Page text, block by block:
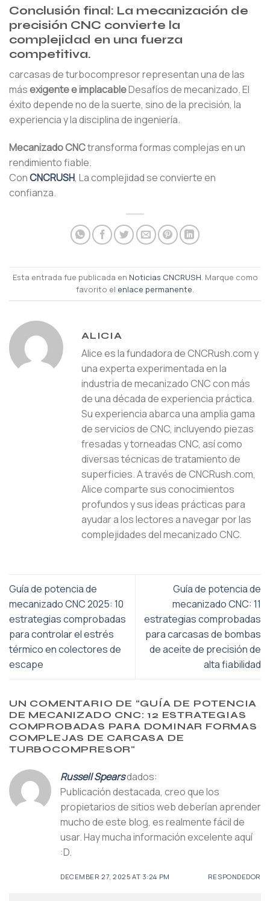
Conclusión final: La mecanización de
precisión CNC convierte la
complejidad en una fuerza
competitiva.
carcasas de turbocompresor representan una de las
másexigente e implacableDesafíos de mecanizado. El
éxito depende no de la suerte, sino de la precisión, la
experiencia y la disciplina de ingeniería.
Mecanizado CNCtransforma formas complejas en un
rendimiento fiable.
ConCNCRUSH, La complejidad se convierte en
confianza.
Esta entrada fue publicada en Noticias CNCRUSH. Marque como
favorito el enlace permanente.
ALICIA
Alice es la fundadora de CNCRush.com y
una experta experimentada en la
industria de mecanizado CNC con más
de una década de experiencia práctica.
Su experiencia abarca una amplia gama
de servicios de CNC, incluyendo piezas
fresadas y torneadas CNC, así como
diversas técnicas de tratamiento de
superficies. A través de CNCRush.com,
Alice comparte sus conocimientos
profundos y sus ideas prácticas para
ayudar a los lectores a navegar por las
complejidades del mecanizado CNC.
Guía de potencia de
mecanizado CNC 2025: 10
estrategias comprobadas
para controlar el estrés
térmico en colectores de
escape
Guía de potencia de
mecanizado CNC: 11
estrategias comprobadas
para carcasas de bombas
de aceite de precisión de
alta fiabilidad
UN COMENTARIO DE “GUÍA DE POTENCIA
DE MECANIZADO CNC: 12 ESTRATEGIAS
COMPROBADAS PARA DOMINAR FORMAS
COMPLEJAS DE CARCASA DE
TURBOCOMPRESOR"
Russell Spearsdados:
Publicación destacada, creo que los
propietarios de sitios web deberían aprender
mucho de este blog, es realmente fácil de
usar. Hay mucha información excelente aquí
:D.
DECEMBER 27, 2025 AT 3:24 PM RESPONDEDOR